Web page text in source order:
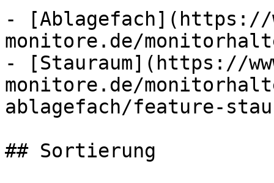
- [Ablagefach](https://
monitore.de/
- [Stauraum](https://
monitore.de/
ablagefach/feature-
## Sortierung